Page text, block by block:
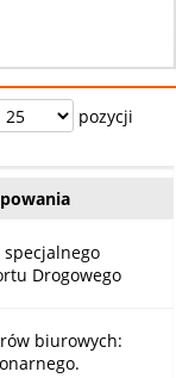
pozycji
Drogowego
biurowych: